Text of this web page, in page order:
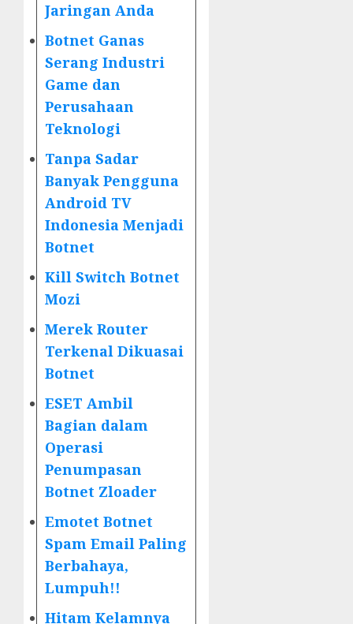
Jaringan Anda
Botnet Ganas
Serang Industri
Game dan
Perusahaan
Teknologi
Tanpa Sadar
Banyak Pengguna
Android TV
Indonesia Menjadi
Botnet
Kill Switch Botnet
Mozi
Merek Router
Terkenal Dikuasai
Botnet
ESET Ambil
Bagian dalam
Operasi
Penumpasan
Botnet Zloader
Emotet Botnet
Spam Email Paling
Berbahaya,
Lumpuh!!
Hitam Kelamnya